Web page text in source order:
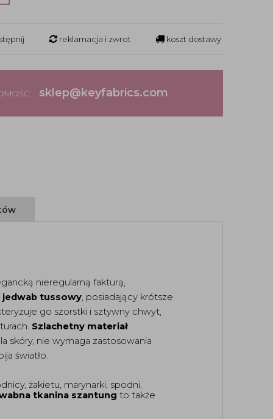
reklamacja i zwrot koszt dostawy
sklep@keyfabrics.com
nieregularną fakturą,
jedwab tussowy, posiadający krótsze
go szorstki i sztywny chwyt,
Szlachetny materiał
skóry, nie wymaga zastosowania
światło.
żakietu, marynarki, spodni,
tkanina szantung to także